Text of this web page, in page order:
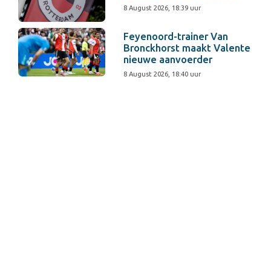
8 August 2026, 18:39 uur
Feyenoord-trainer Van
Bronckhorst maakt Valente
nieuwe aanvoerder
8 August 2026, 18:40 uur